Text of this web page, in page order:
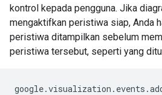
kontrol kepada pengguna. Jika
mengaktifkan peristiwa siap, Anda
peristiwa ditampilkan sebelum
peristiwa tersebut, seperti yang
google.visualization . events .